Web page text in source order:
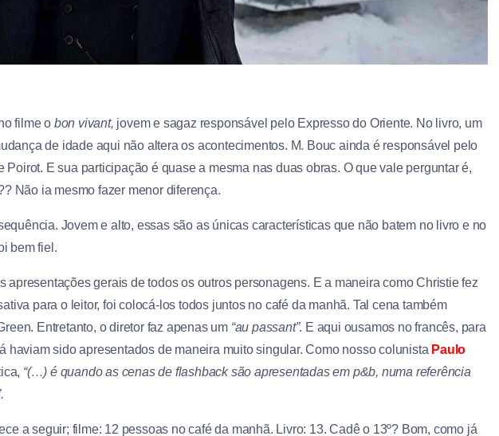
filme o bon vivant, jovem e sagaz responsável pelo Expresso do Oriente. No livro, um
de idade aqui não altera os acontecimentos. M. Bouc ainda é responsável pelo
Poirot. E sua participação é quase a mesma nas duas obras. O que vale perguntar é,
Não ia mesmo fazer menor diferença.
Jovem e alto, essas são as únicas características que não batem no livro e no
bem fiel.
apresentações gerais de todos os outros personagens. E a maneira como Christie fez
para o leitor, foi colocá-los todos juntos no café da manhã. Tal cena também
Entretanto, o diretor faz apenas um “au passant”. E aqui ousamos no francês, para
haviam sido apresentados de maneira muito singular. Como nosso colunista Paulo
“(…) é quando as cenas de flashbacksão apresentadas em p&b, numa referência
a seguir; filme: 12 pessoas no café da manhã. Livro: 13. Cadê o 13º? Bom, como já